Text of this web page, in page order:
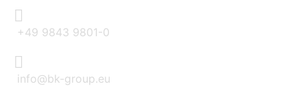
+49 9843 9801-0
info@bk-group.eu